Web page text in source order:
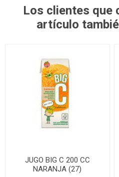
Los clientes que
artículo
JUGO BIG C 200 CC
NARANJA (27)